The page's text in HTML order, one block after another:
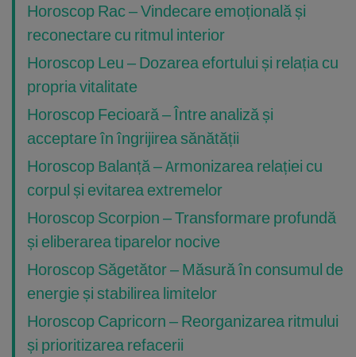
Horoscop Rac – Vindecare emoțională și
reconectare cu ritmul interior
Horoscop Leu – Dozarea efortului și relația cu
propria vitalitate
Horoscop Fecioară – Între analiză și
acceptare în îngrijirea sănătății
Horoscop Balanță – Armonizarea relației cu
corpul și evitarea extremelor
Horoscop Scorpion – Transformare profundă
și eliberarea tiparelor nocive
Horoscop Săgetător – Măsură în consumul de
energie și stabilirea limitelor
Horoscop Capricorn – Reorganizarea ritmului
și prioritizarea refacerii